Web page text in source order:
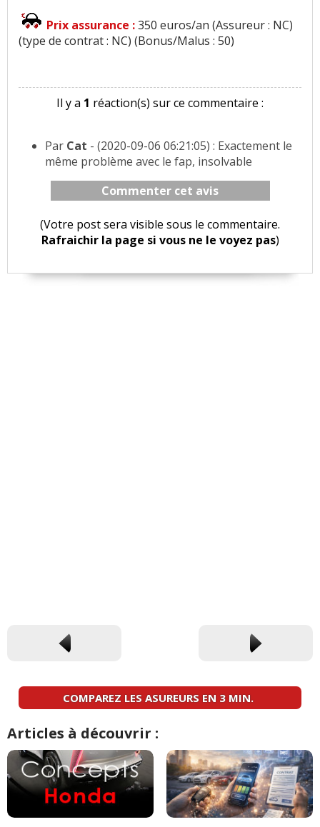
Prix assurance :350 euros/an (Assureur : NC)
(type de contrat : NC) (Bonus/Malus : 50)
Il y a 1 réaction(s) sur ce commentaire :
Par Cat - (2020-09-06 06:21:05) : Exactement le
même problème avec le fap, insolvable
Commenter cet avis
(Votre post sera visible sous le commentaire.
Rafraichir la page si vous ne le voyez pas)
COMPAREZ LES ASUREURS EN 3 MIN.
Articles à découvrir :